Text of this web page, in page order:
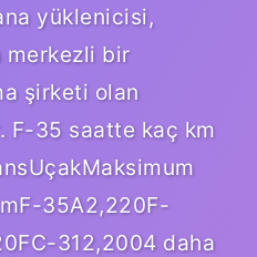
yüklenicisi,
merkezli bir
şirketi olan
F-35 saatte kaç km
35A2,220F-
312,2004 daha